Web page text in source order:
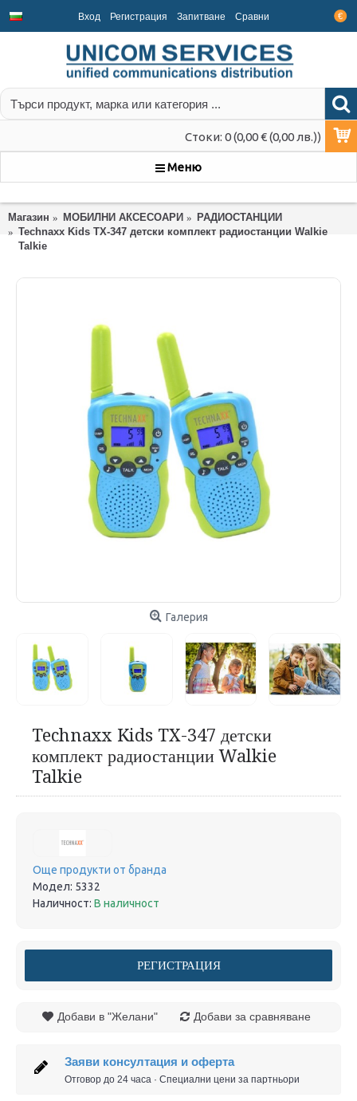
€
Вход Регистрация Запитване Срaвни
Стоки: 0 (0,00 € (0,00 лв.))
Меню
Магазин МОБИЛНИ АКСЕСОАРИ
РАДИОСТАНЦИИ
Technaxx Kids TX-347 детски комплект радиостанции Walkie
Talkie
Галерия
Technaxx Kids TX-347 детски
комплект радиостанции Walkie
Talkie
Още продукти от бранда
Модел: 5332
Наличност: В наличност
РЕГИСТРАЦИЯ
Добави в "Желани" Добави за сравняване
Заяви консултация и оферта
Отговор до 24 часа · Специални цени за партньори